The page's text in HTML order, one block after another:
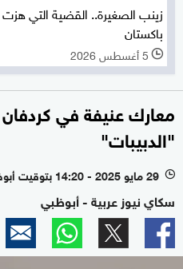
زينب الصغيرة.. القضية التي
باكستان
l 5 أغسطس 2026
معارك عنيفة في
"الدبيبات"
l 29 مايو 2025 - 14:20 بتوقيت أبوظبي
سكاي نيوز عربية - أبوظبي